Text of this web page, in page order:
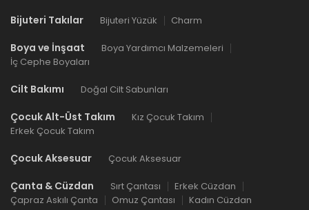
Bijuteri Takılar Bijuteri Yüzük Charm
Boya ve İnşaat
Boya Yardımcı Malzemeleri
İç Cephe Boyaları
Cilt Bakımı Doğal Cilt Sabunları
Çocuk Alt-Üst Takım
Kız Çocuk Takım
Erkek Çocuk Takım
Çocuk Aksesuar Çocuk Aksesuar
Çanta & Cüzdan Sırt Çantası
Erkek Cüzdan
Çapraz Askılı Çanta
Omuz Çantası Kadın Cüzdan